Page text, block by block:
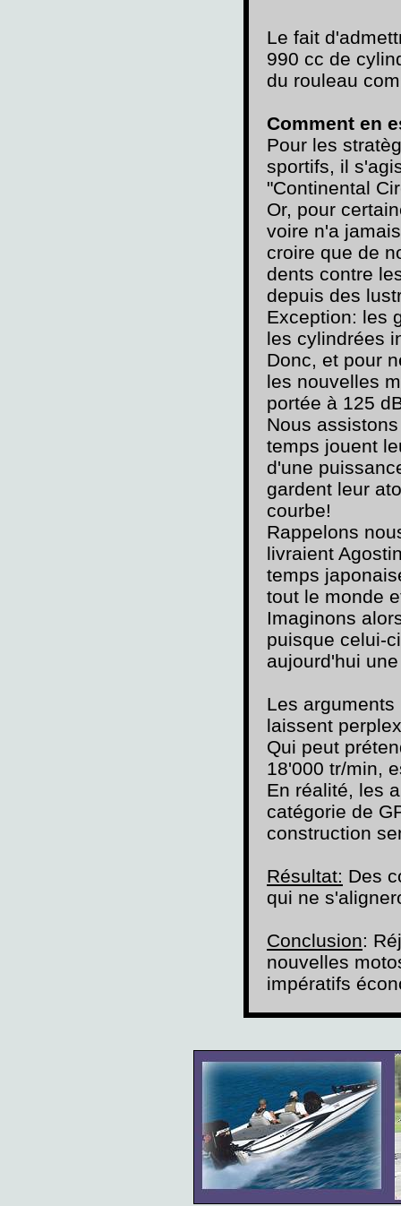
Le fait
990 cc de
du rouleau
Comment en
Pour les
sportifs, il
"Continental
Or, pour
voire n'a
croire que de
dents contre
depuis des
Exception: les
les cylindrées
Donc, et pour
les nouvelles
portée à 125
Nous
temps jouent
d'une
gardent leur
courbe!
Rappelons
livraient
temps
tout le monde
Imaginons
puisque celui-
aujourd'hui
Les
laissent
Qui peut
18'000 tr/min,
En réalité, les
catégorie de
construction
Résultat: Des
qui ne
Conclusion:
nouvelles
impératifs